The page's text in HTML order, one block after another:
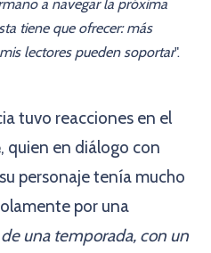
a navegar la próxima
tiene que ofrecer: más
lectores pueden soportar".
tuvo reacciones en el
, quien en diálogo con
personaje tenía mucho
por una
de una temporada, con un